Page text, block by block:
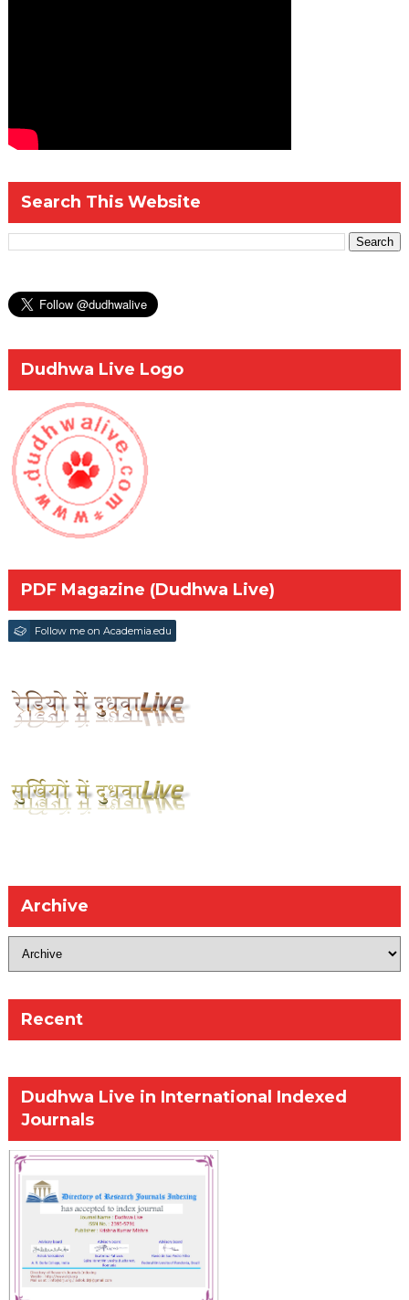
Search This Website
Dudhwa Live Logo
PDF Magazine (Dudhwa Live)
Follow me on Academia.edu
Archive
Recent
Dudhwa Live in International Indexed
Journals